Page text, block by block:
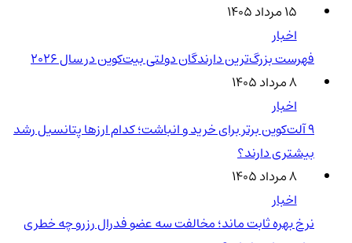
۱۵ مرداد ۱۴۰۵
اخبار
فهرست بزرگ‌ترین دارندگان دولتی بیت‌کوین در سال 2026
۸ مرداد ۱۴۰۵
اخبار
۹ آلت‌کوین برتر برای خرید و انباشت؛ کدام ارزها پتانسیل رشد
بیشتری دارند؟
۸ مرداد ۱۴۰۵
اخبار
نرخ بهره ثابت ماند؛ مخالفت سه عضو فدرال رزرو چه خطری